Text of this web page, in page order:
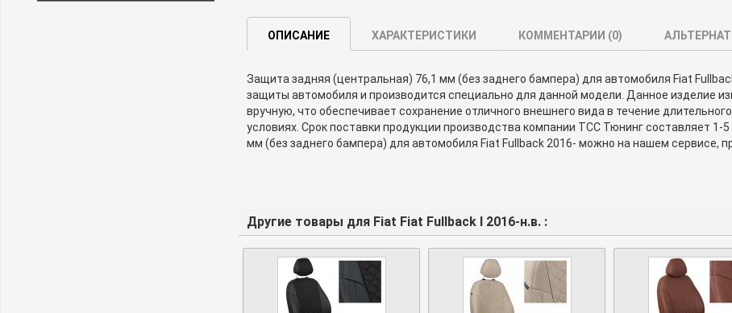
ОПИСАНИЕ ХАРАКТЕРИСТИКИ КОММЕНТАРИИ (0)
Защита задняя (центральная) 76,1 мм (без заднего бампера) для автомобиля Fiat
защиты автомобиля и производится специально для данной модели. Данное изделие
вручную, что обеспечивает сохранение отличного внешнего вида в течение
условиях. Срок поставки продукции производства компании TCC Тюнинг составляет
мм (без заднего бампера) для автомобиля Fiat Fullback 2016- можно на нашем сервисе,
Другие товары для Fiat Fiat Fullback I 2016-н.в. :